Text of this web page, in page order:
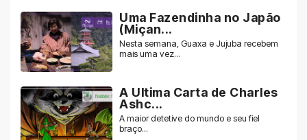
Uma Fazendinha no Japão
(Miçan...
Nesta semana, Guaxa e Jujuba recebem
mais uma vez...
A Ultima Carta de Charles
Ashc...
A maior detetive do mundo e seu fiel
braço...